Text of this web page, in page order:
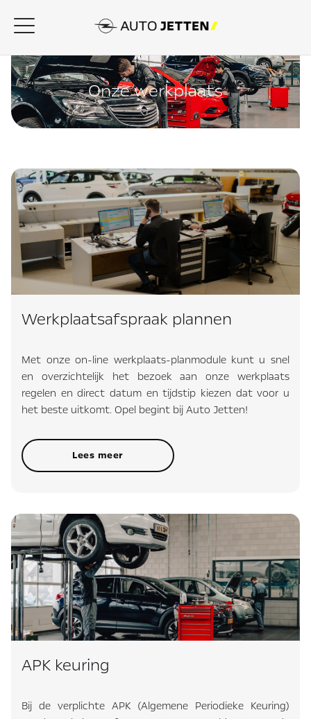
Onze werkplaats
Werkplaatsafspraak plannen
Met onze on-line werkplaats-planmodule kunt u snel
en overzichtelijk het bezoek aan onze werkplaats
regelen en direct datum en tijdstip kiezen dat voor u
het beste uitkomt. Opel begint bij Auto Jetten!
Lees meer
APK keuring
Bij de verplichte APK (Algemene Periodieke Keuring)